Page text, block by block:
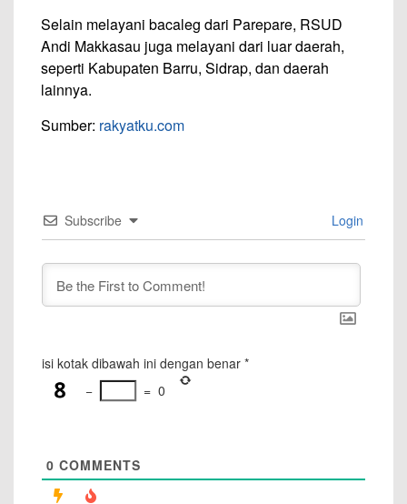
Selain melayani bacaleg dari Parepare, RSUD
Andi Makkasau juga melayani dari luar daerah,
seperti Kabupaten Barru, Sidrap, dan daerah
lainnya.
Sumber: rakyatku.com
Subscribe Login
isi kotak dibawah ini dengan benar *
−
= 0
0 COMMENTS